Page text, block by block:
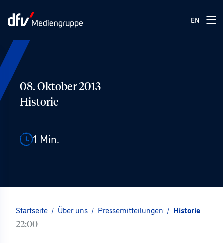
EN
08. Oktober 2013
Historie
1 Min.
Startseite / Über uns / Pressemitteilungen / Historie
22:00